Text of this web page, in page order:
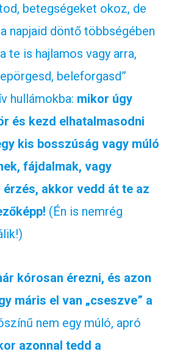
betegségeket okoz, de
napjaid döntő többségében
te is hajlamos vagy arra,
beleforgasd”
hullámokba: mikor úgy
és kezd elhatalmasodni
kis bosszúság vagy múló
fájdalmak, vagy
akkor vedd át te az
(Én is nemrég
kórosan érezni, és azon
máris el van „cseszve” a
nem egy múló, apró
azonnal tedd a